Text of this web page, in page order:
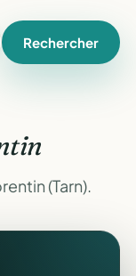
Rechercher
(Tarn).